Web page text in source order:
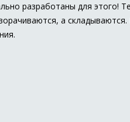
разработаны для этого!
а